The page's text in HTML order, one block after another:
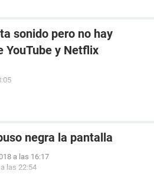
sonido pero no hay
YouTube y Netflix
negra la pantalla
a las 16:17
las 22:54